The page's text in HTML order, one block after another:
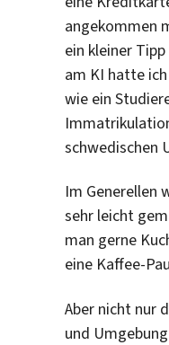
angekommen
ein kleiner
am KI hatte
wie ein
schwedischen
Im Generellen
sehr leicht
man gerne
eine Kaffee-
Aber nicht nur
und